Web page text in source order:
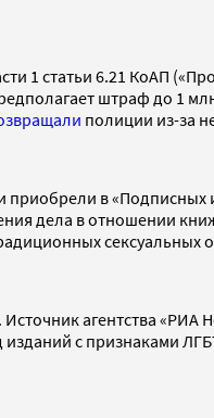
1 статьи 6.21 КоАП
штраф до 1
полиции из-за
приобрели в
дела в отношении
агентства
изданий с признаками